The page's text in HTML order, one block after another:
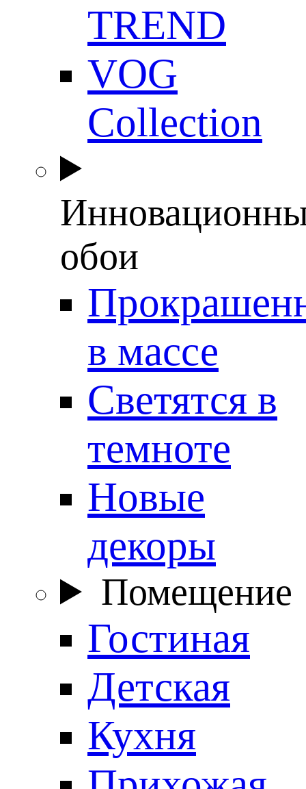
TREND
VOG
Collection
обои
в массе
Светятся в
темноте
Новые
декоры
Помещение
Гостиная
Детская
Кухня